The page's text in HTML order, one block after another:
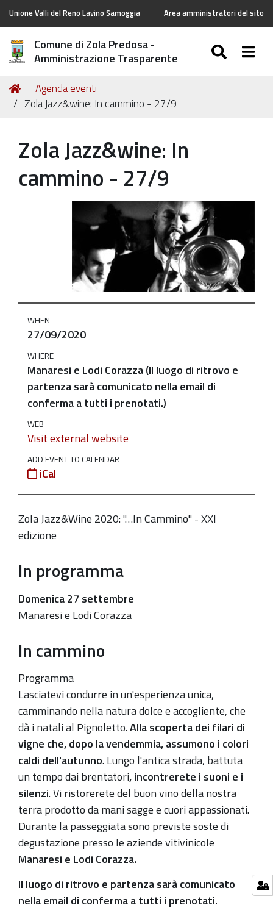
Unione Valli del Reno Lavino Samoggia Area amministratori del sito
Comune di Zola Predosa -
Amministrazione Trasparente
Tu
sei
Home
Agenda eventi
Zola Jazz&wine: In cammino - 27/9
Zola Jazz&wine: In
cammino - 27/9
https://old.comune.zolapredosa.bo.it/events/zola-
9
Zola
Jazz&wine:
cammino
27/9
2020-
09-
27T00:00:00+02:00
27T23:59:59+02:00
WHEN
27/09/2020
WHERE
Manaresi e Lodi Corazza (Il luogo di ritrovo e
partenza sarà comunicato nella email di
conferma a tutti i prenotati.)
WEB
Visit external website
ADD EVENT TO CALENDAR
iCal
Zola Jazz&Wine 2020: "…In Cammino" - XXI
edizione
In programma
Domenica 27 settembre
Manaresi e Lodi Corazza
In cammino
Programma
Lasciatevi condurre in un'esperienza unica,
camminando nella natura dolce e accogliente, che
dà i natali al Pignoletto.Alla scoperta dei filari di
vigne che, dopo la vendemmia, assumono i colori
caldi dell'autunno. Lungo l'antica strada, battuta
un tempo dai brentatori, incontrerete i suoni e i
silenzi. Vi ristorerete del buon vino della nostra
terra prodotto da mani sagge e cuori appassionati.
Durante la passeggiata sono previste soste di
degustazione presso le aziende vitivinicole
Manaresi e Lodi Corazza.
Il luogo di ritrovo e partenza sarà comunicato
nella email di conferma a tutti i prenotati.